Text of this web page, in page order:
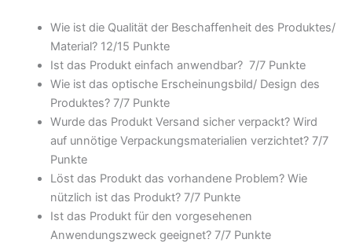
Wie ist die Qualität der Beschaffenheit des Produktes/
Material? 12/15 Punkte
Ist das Produkt einfach anwendbar? 7/7 Punkte
Wie ist das optische Erscheinungsbild/ Design des
Produktes? 7/7 Punkte
Wurde das Produkt Versand sicher verpackt? Wird
auf unnötige Verpackungsmaterialien verzichtet? 7/7
Punkte
Löst das Produkt das vorhandene Problem? Wie
nützlich ist das Produkt? 7/7 Punkte
Ist das Produkt für den vorgesehenen
Anwendungszweck geeignet? 7/7 Punkte